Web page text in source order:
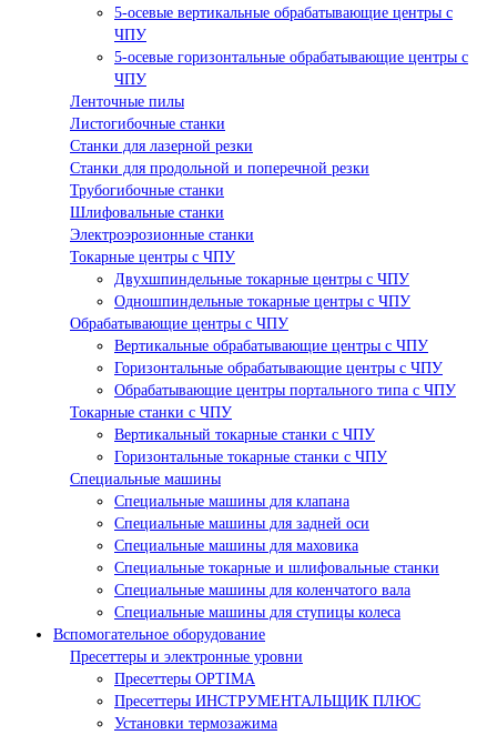
5-осевые вертикальные обрабатывающие центры с
ЧПУ
5-осевые горизонтальные обрабатывающие центры с
ЧПУ
Ленточные пилы
Листогибочные станки
Станки для лазерной резки
Станки для продольной и поперечной резки
Трубогибочные станки
Шлифовальные станки
Электроэрозионные станки
Токарные центры с ЧПУ
Двухшпиндельные токарные центры с ЧПУ
Одношпиндельные токарные центры с ЧПУ
Обрабатывающие центры с ЧПУ
Вертикальные обрабатывающие центры с ЧПУ
Горизонтальные обрабатывающие центры с ЧПУ
Обрабатывающие центры портального типа с ЧПУ
Токарные станки с ЧПУ
Вертикальный токарные станки с ЧПУ
Горизонтальные токарные станки с ЧПУ
Специальные машины
Специальные машины для клапана
Специальные машины для задней оси
Специальные машины для маховика
Специальные токарные и шлифовальные станки
Специальные машины для коленчатого вала
Специальные машины для ступицы колеса
Вспомогательное оборудование
Пресеттеры и электронные уровни
Пресеттеры OPTIMA
Пресеттеры ИНСТРУМЕНТАЛЬЩИК ПЛЮС
Установки термозажима